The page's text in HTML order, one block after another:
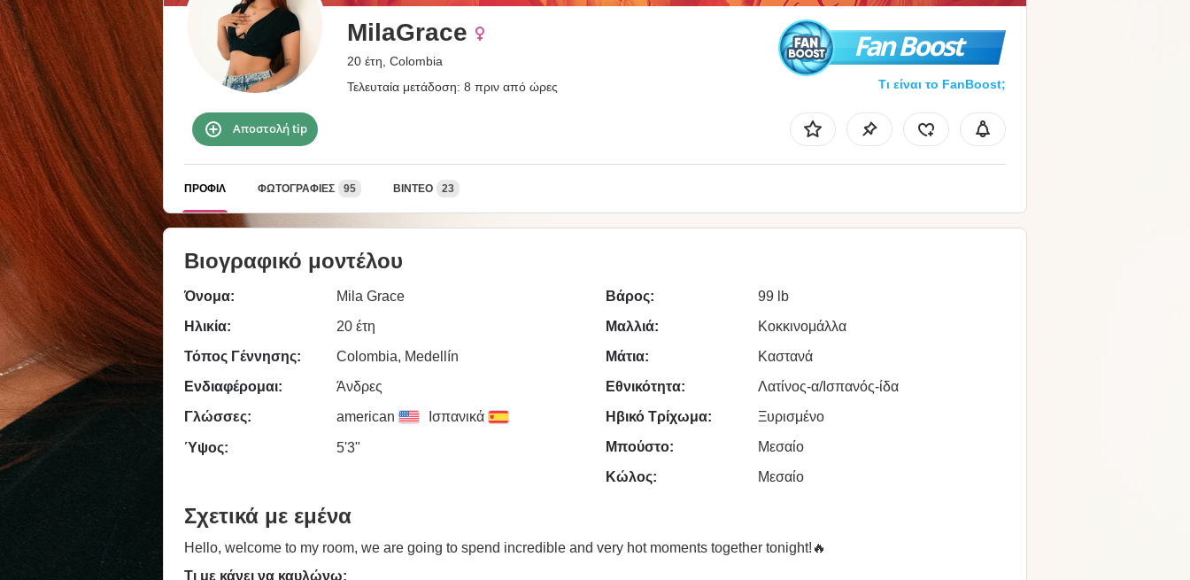
MilaGrace
20 έτη, Colombia
Τελευταία μετάδοση: 8 πριν από ώρες
Fan Boost
Τι είναι το FanBoost;
Αποστολή tip
ΠΡΟΦΊΛ ΦΩΤΟΓΡΑΦΊΕΣ 95 ΒΊΝΤΕΟ 23
Βιογραφικό μοντέλου
Όνομα:
Mila Grace
Ηλικία:
20 έτη
Τόπος Γέννησης:
Colombia, Medellín
Ενδιαφέρομαι:
Άνδρες
Γλώσσες:
american Ισπανικά
Ύψος: 5'3"
Βάρος:
99 lb
Μαλλιά:
Κοκκινομάλλα
Μάτια:
Καστανά
Εθνικότητα:
Λατίνος-α/Ισπανός-ίδα
Ηβικό Τρίχωμα:
Ξυρισμένο
Μπούστο:
Μεσαίο
Κώλος:
Μεσαίο
Σχετικά με εμένα
Hello, welcome to my room, we are going to spend incredible and very hot moments together tonight!🔥
Τι με κάνει να καυλώνω: